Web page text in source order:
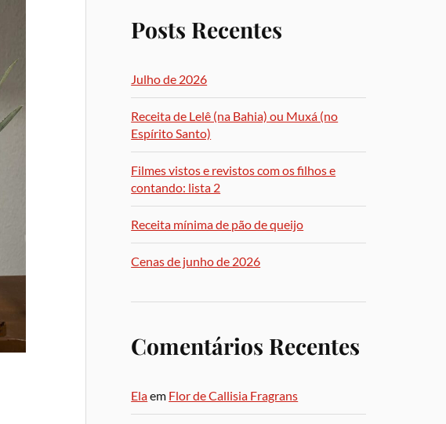
Posts Recentes
Julho de 2026
Receita de Lelê (na Bahia) ou Muxá (no
Espírito Santo)
Filmes vistos e revistos com os filhos e
contando: lista 2
Receita mínima de pão de queijo
Cenas de junho de 2026
Comentários Recentes
Elaem Flor de Callisia Fragrans